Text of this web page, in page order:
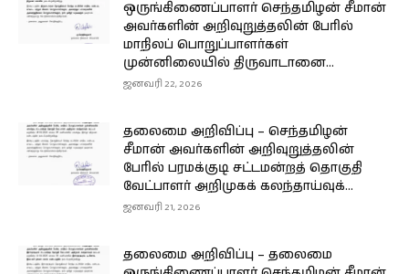
ஒருங்கிணைப்பாளர் செந்தமிழன் சீமான்
அவர்களின் அறிவுறுத்தலின் பேரில்
மாநிலப் பொறுப்பாளர்கள்
முன்னிலையில் திருவாடானை...
ஜனவரி 22, 2026
தலைமை அறிவிப்பு – செந்தமிழன்
சீமான் அவர்களின் அறிவுறுத்தலின்
பேரில் பரமக்குடி சட்டமன்றத் தொகுதி
வேட்பாளர் அறிமுகக் கலந்தாய்வுக்...
ஜனவரி 21, 2026
தலைமை அறிவிப்பு – தலைமை